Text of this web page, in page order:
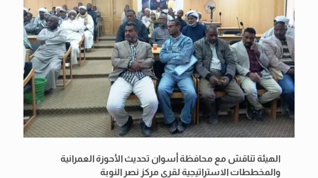
الهيئة تناقش مع محافظة أسوان تحديث الأحوزة العمرانية
والمخططات الاستراتيجية لقرى مركز نصر النوبة